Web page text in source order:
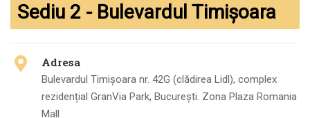
Sediu 2 - Bulevardul Timișoara
Adresa
Bulevardul Timișoara nr. 42G (clădirea Lidl), complex
rezidențial GranVia Park, Bucureşti. Zona Plaza Romania
Mall